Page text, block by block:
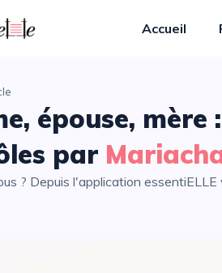
Accueil
épouse,
par